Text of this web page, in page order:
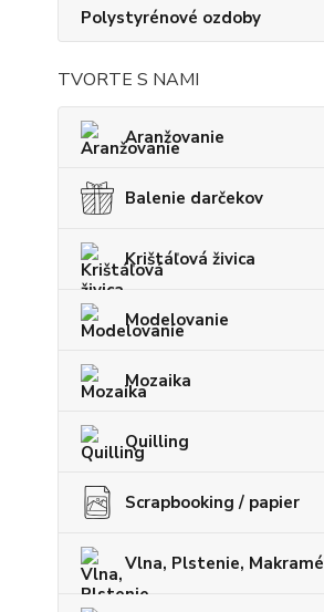
Polystyrénové ozdoby
TVORTE S NAMI
Aranžovanie
Balenie darčekov
Krištáľová živica
Modelovanie
Mozaika
Quilling
Scrapbooking / papier
Vlna, Plstenie, Makramé